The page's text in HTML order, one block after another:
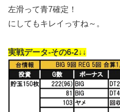
左滑って青7確定！
にしてもキレイっすね～。
実戦データ-その6-2↓↓